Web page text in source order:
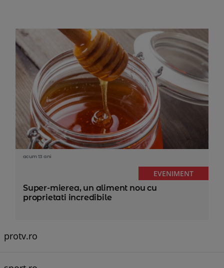
acum 13 ani
EVENIMENT
Super-mierea, un aliment nou cu
proprietati incredibile
protv.ro